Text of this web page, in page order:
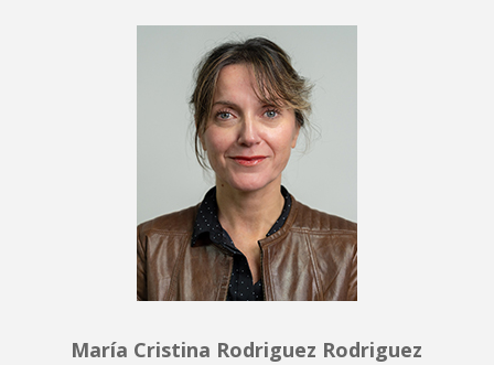
María Cristina Rodriguez Rodriguez